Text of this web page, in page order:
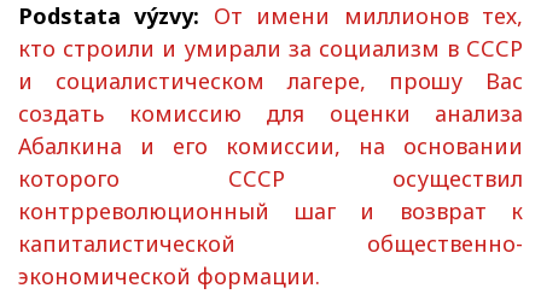
Podstata výzvy: Oт имени миллионов тех,
кто строили и умирали за социализм в СССР
и социалистическом лагере, прошу Вас
создать комиссию для оценки анализа
Абалкина и его комиссии, на основании
которого СССР осуществил
контрреволюционный шаг и возврат к
капиталистической общественно-
экономической формации.